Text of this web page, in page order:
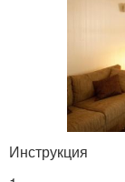
Инструкция